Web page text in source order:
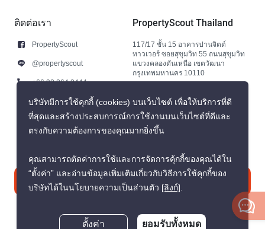
ติดต่อเรา
PropertyScout
@propertyscout
+66 92 264 3444
+66 92 264 3444
contact@propertyscout.co.th
PropertyScout Thailand
117/17 ชั้น 15 อาคารปานจิตต์
ทาวเวอร์ ซอยสุขุมวิท 55 ถนนสุขุมวิท
แขวงคลองตันเหนือ เขตวัฒนา
กรุงเทพมหานคร 10110
ติดต่อเรา
บริษัทมีการใช้คุกกี้ (cookies) บนเว็บไซต์ เพื่อให้บริการที่ดี
ที่สุดและสร้างประสบการณ์การใช้งานบนเว็บไซต์ที่ดีและ
ตรงกับความต้องการของคุณมากยิ่งขึ้น
คุณสามารถตัดค่าการใช้และการจัดการคุ้กกี้ของคุณได้ใน
“ตั้งค่า” และอ่านข้อมูลเพิ่มเติมเกี่ยวกับวิธีการใช้คุกกี้ของ
บริษัทได้ในนโยบายความเป็นส่วนตัว [ลิงก์].
ตั้งค่า ยอมรับทั้งหมด